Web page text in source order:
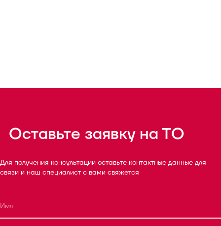
Оставьте заявку на ТО
Для получения консультации оставьте контактные данные для
связи и наш специалист с вами свяжется